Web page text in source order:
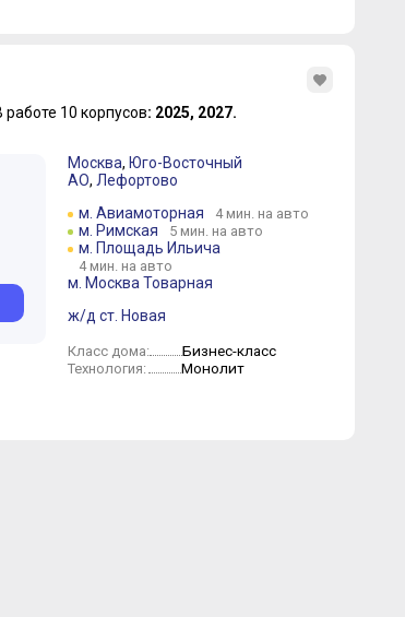
Июль Июнь Апрель Март
Июль Июнь Апрель Март
работе 10 корпусов: 2025, 2027.
Москва, Юго-Восточный
АО, Лефортово
м. Авиамоторная
4 мин. на авто
м. Римская 5 мин. на авто
м. Площадь Ильича
4 мин. на авто
м. Москва Товарная
ж/д ст. Новая
Класс дома: Бизнес-класс
Технология: Монолит